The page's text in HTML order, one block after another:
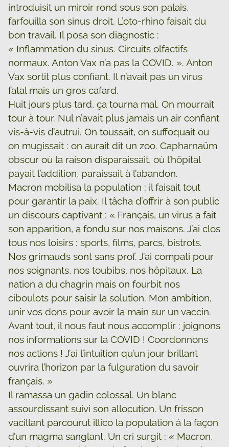
introduisit un miroir rond sous son palais,
farfouilla son sinus droit. L’oto-rhino faisait du
bon travail. Il posa son diagnostic :
« Inflammation du sinus. Circuits olfactifs
normaux. Anton Vax n’a pas la COVID. ». Anton
Vax sortit plus confiant. Il n’avait pas un virus
fatal mais un gros cafard.
Huit jours plus tard, ça tourna mal. On mourrait
tour à tour. Nul n’avait plus jamais un air confiant
vis-à-vis d’autrui. On toussait, on suffoquait ou
on mugissait : on aurait dit un zoo. Capharnaüm
obscur où la raison disparaissait, où l’hôpital
payait l’addition, paraissait à l’abandon.
Macron mobilisa la population : il faisait tout
pour garantir la paix. Il tâcha d’offrir à son public
un discours captivant : « Français, un virus a fait
son apparition, a fondu sur nos maisons. J’ai clos
tous nos loisirs : sports, films, parcs, bistrots.
Nos grimauds sont sans prof. J’ai compati pour
nos soignants, nos toubibs, nos hôpitaux. La
nation a du chagrin mais on fourbit nos
ciboulots pour saisir la solution. Mon ambition,
unir vos dons pour avoir la main sur un vaccin.
Avant tout, il nous faut nous accomplir : joignons
nos informations sur la COVID ! Coordonnons
nos actions ! J’ai l’intuition qu’un jour brillant
ouvrira l’horizon par la fulguration du savoir
français. »
Il ramassa un gadin colossal. Un blanc
assourdissant suivi son allocution. Un frisson
vacillant parcourut illico la population à la façon
d’un magma sanglant. Un cri surgit : « Macron,